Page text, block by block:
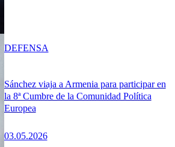
Sánchez viaja a Armenia para participar en
la 8ª Cumbre de la Comunidad Política
Europea
03.05.2026
DEFENSA